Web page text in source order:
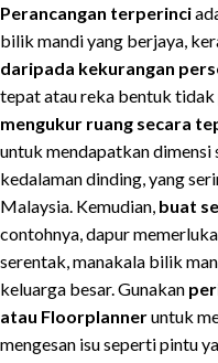
Perancangan terperinci
bilik mandi yang berjaya,
daripada kekurangan
tepat atau reka bentuk
mengukur ruang secara
untuk mendapatkan
kedalaman dinding, yang
Malaysia. Kemudian, buat
contohnya, dapur
serentak, manakala bilik
keluarga besar. Gunakan
atau Floorplanneruntuk
mengesan isu seperti pintu